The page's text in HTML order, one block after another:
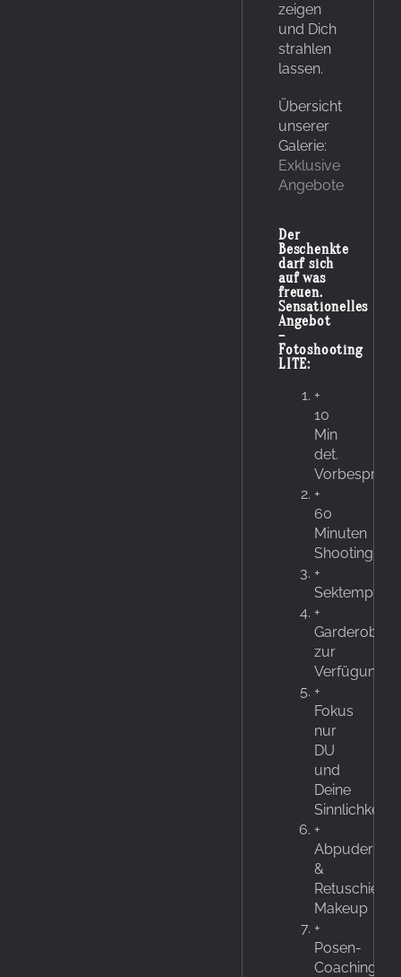
zeigen
und Dich
strahlen
lassen.
Übersicht
unserer
Galerie:
Exklusive
Angebote
Der
Beschenkte
darf sich
auf was
freuen.
Sensationelles
Angebot
–
Fotoshooting
LITE:
+
10
Min
det.
+
60
Minuten
Shooting
+
+
Garderobe
zur
Verfügung
+
Fokus
nur
DU
und
Deine
Sinnlichkeit
+
Abpudern
&
Makeup
+
Posen-
Coaching